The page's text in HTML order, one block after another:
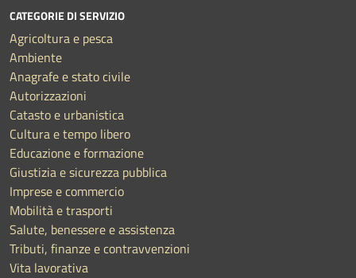
CATEGORIE DI SERVIZIO
Agricoltura e pesca
Ambiente
Anagrafe e stato civile
Autorizzazioni
Catasto e urbanistica
Cultura e tempo libero
Educazione e formazione
Giustizia e sicurezza pubblica
Imprese e commercio
Mobilità e trasporti
Salute, benessere e assistenza
Tributi, finanze e contravvenzioni
Vita lavorativa